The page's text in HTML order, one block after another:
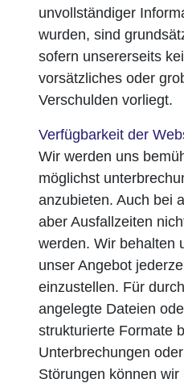
unvollständiger
wurden, sind
sofern unsererseits
vorsätzliches oder
Verschulden vorliegt.
Verfügbarkeit der
Wir werden uns
möglichst
anzubieten. Auch bei
aber Ausfallzeiten
werden. Wir behalten
unser Angebot
einzustellen. Für
angelegte Dateien
strukturierte Formate
Unterbrechungen
Störungen können